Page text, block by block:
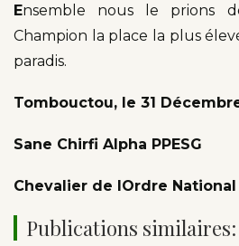
Ensemble nous le prions
Champion la place la plus
paradis.
Tombouctou, le 31
Sane Chirfi Alpha PPESG
Chevalier de lOrdre National
Publications similaires: